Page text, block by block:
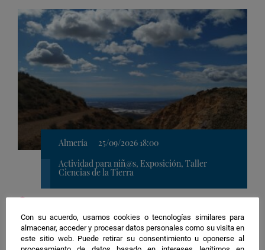
Almería
25/09/2026 18:00
Actividad para niñ@s, Exposición, Taller
Ciencias de la Tierra
Ubicación
actividad
Seguimiento de ecosistemas áridos:
Ciencia al servicio de la conservación
Con su acuerdo, usamos cookies o tecnologías similares para
almacenar, acceder y procesar datos personales como su visita en
este sitio web. Puede retirar su consentimiento u oponerse al